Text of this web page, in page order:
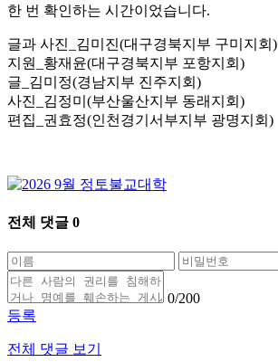
한 번 확인하는 시간이었습니다.
글과 사진_김미진(대구경북지부 구미지회)
지원_황재윤(대구경북지부 포항지회)
글_김미정(경남지부 진주지회)
사진_김정미(부산울산지부 동래지회)
편집_권효정(인천경기서부지부 광명지회)
전체 댓글 0
0/200
등록
전체 댓글 보기